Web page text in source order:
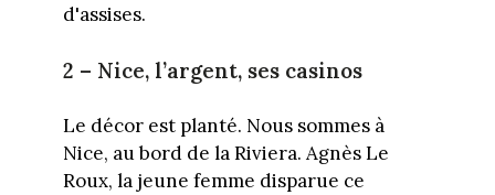
d'assises.
2 – Nice, l’argent, ses casinos
Le décor est planté. Nous sommes à
Nice, au bord de la Riviera. Agnès Le
Roux, la jeune femme disparue ce